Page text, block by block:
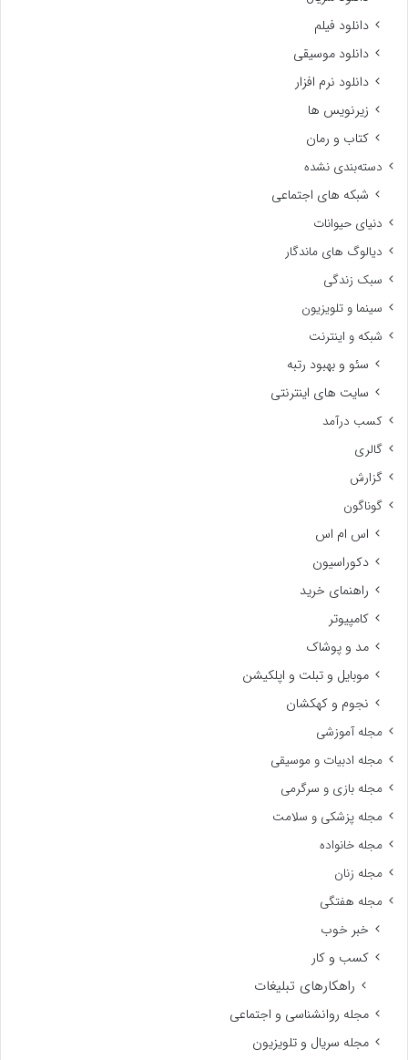
دانلود فیلم
دانلود موسیقی
دانلود نرم افزار
زیرنویس ها
کتاب و رمان
دسته‌بندی نشده
شبکه های اجتماعی
دنیای حیوانات
دیالوگ های ماندگار
سبک زندگی
سینما و تلویزیون
شبکه و اینترنت
سئو و بهبود رتبه
سایت های اینترنتی
کسب درآمد
گالری
گزارش
گوناگون
اس ام اس
دکوراسیون
راهنمای خرید
کامپیوتر
مد و پوشاک
موبایل و تبلت و اپلکیشن
نجوم و کهکشان
مجله آموزشی
مجله ادبیات و موسیقی
مجله بازی و سرگرمی
مجله پزشکی و سلامت
مجله خانواده
مجله زنان
مجله هفتگی
خبر خوب
کسب و کار
راهکارهای تبلیغات
مجله روانشناسی و اجتماعی
مجله سریال و تلویزیون